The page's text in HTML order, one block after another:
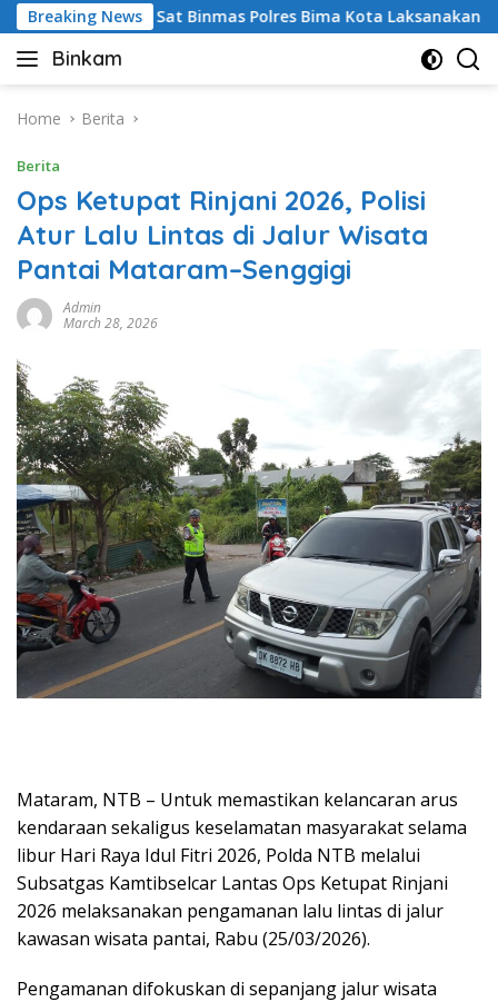
Skip
to
content
Breaking News
Sat Binmas Polres Bima Kota Laksanakan Cooling
Binkam
Home Berita
Berita
Ops Ketupat Rinjani 2026, Polisi
Atur Lalu Lintas di Jalur Wisata
Pantai Mataram–Senggigi
Admin
March 28, 2026
Mataram, NTB – Untuk memastikan kelancaran arus
kendaraan sekaligus keselamatan masyarakat selama
libur Hari Raya Idul Fitri 2026, Polda NTB melalui
Subsatgas Kamtibselcar Lantas Ops Ketupat Rinjani
2026 melaksanakan pengamanan lalu lintas di jalur
kawasan wisata pantai, Rabu (25/03/2026).
Pengamanan difokuskan di sepanjang jalur wisata